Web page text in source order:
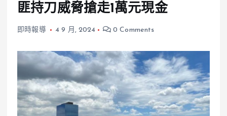
匪持刀威脅搶走1萬元現金
即時報導 4 9 月, 2024 0 Comments